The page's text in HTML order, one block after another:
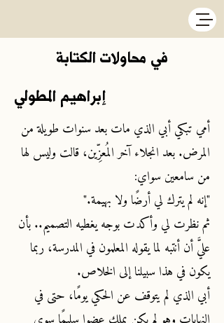
في محاولات الكتابة
إبراهيم المطولي
أمي تبكي أبي الذي مات بعد سنوات طويلة من
المرض. بعد انجلاء آخر المُعزِّين، قالت وليس لها
من سامعين سواي:
"إنه لم يترك لي أرضًا ولا بهيمة."
ثم نظرت لي وأكدت بوجه يغطيه التصميم.. بأن
عليَّ أن أنتبه لما يقوله المعلمون في المدرسة، ربما
يكون في هذا سبيلنا إلى الخلاص.
أبي الذي لم يتوقف عن الحكي يومًا، حتى في